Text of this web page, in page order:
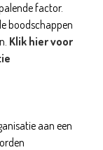
factor.
boodschappen
Klik hier voor
aan een